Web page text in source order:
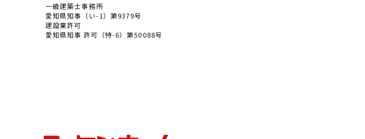
一級建築士事務所
愛知県知事（い-1）第9379号
建設業許可
愛知県知事 許可（特-6）第50088号